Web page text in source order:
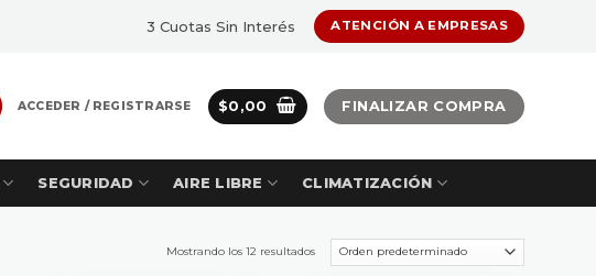
3 Cuotas Sin Interés ATENCIÓN A EMPRESAS
ACCEDER / REGISTRARSE $0,00 FINALIZAR COMPRA
SEGURIDAD AIRE LIBRE CLIMATIZACIÓN
Mostrando los 12 resultados